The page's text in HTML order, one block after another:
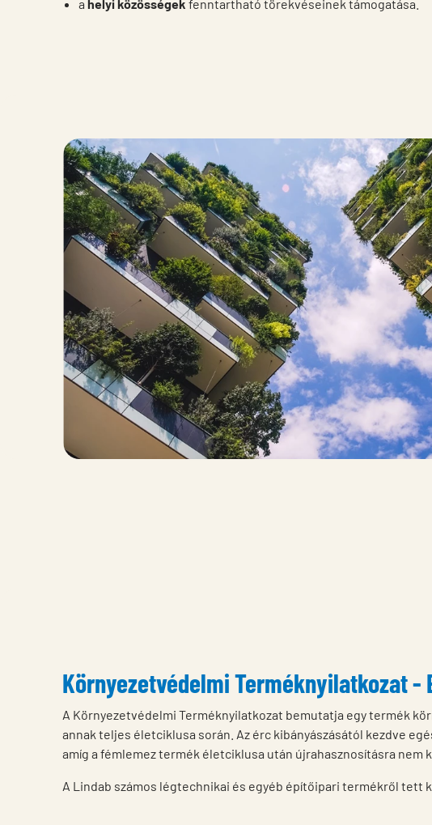
a helyi közösségek fenntartható törekvéseinek támogatása.
Környezetvédelmi Terméknyilatkozat -
A Környezetvédelmi Terméknyilatkozat bemutatja egy termék
annak teljes életciklusa során. Az érc kibányászásától kezdve
amíg a fémlemez termék életciklusa után újrahasznosításra nem
A Lindab számos légtechnikai és egyéb építőipari termékről tett